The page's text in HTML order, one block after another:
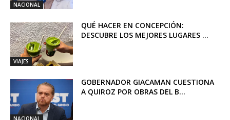
NACIONAL
VIAJES
QUÉ HACER EN CONCEPCIÓN:
DESCUBRE LOS MEJORES LUGARES ...
NACIONAL
GOBERNADOR GIACAMAN CUESTIONA
A QUIROZ POR OBRAS DEL B...